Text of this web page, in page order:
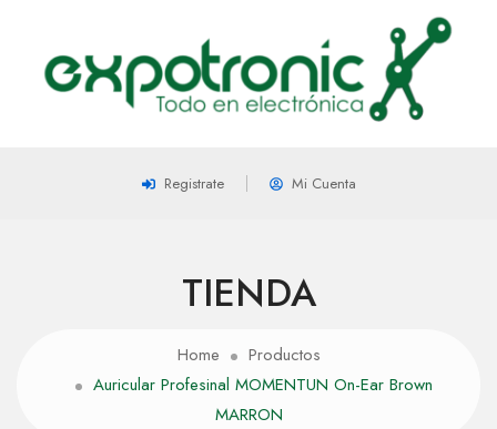
Registrate Mi Cuenta
TIENDA
Home
Productos
Auricular Profesinal MOMENTUN On-Ear Brown
MARRON